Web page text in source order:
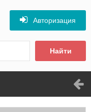
Найти
Авторизация